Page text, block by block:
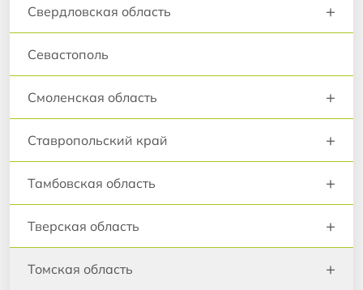
Свердловская область +
Севастополь
Смоленская область +
Ставропольский край +
Тамбовская область +
Тверская область +
Томская область +